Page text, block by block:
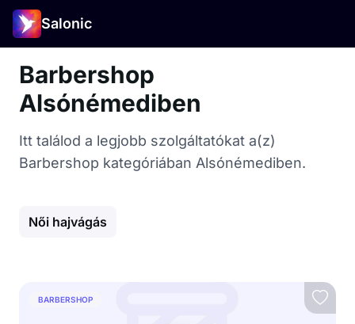
Salonic
Barbershop
Alsónémediben
Itt találod a legjobb szolgáltatókat a(z)
Barbershop kategóriában Alsónémediben.
Női hajvágás
BARBERSHOP